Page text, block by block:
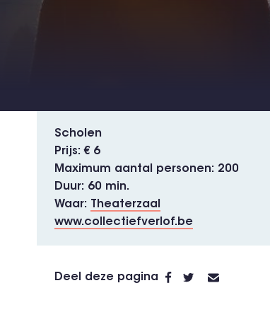
Scholen
Prijs
€ 6
Maximum aantal personen
200
Duur
60 min.
Waar
Theaterzaal
www.collectiefverlof.be
Deel deze pagina